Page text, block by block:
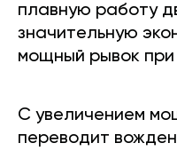
плавную работу
значительную
мощный рывок при
С увеличением
переводит